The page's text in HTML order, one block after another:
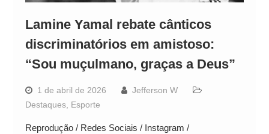
Lamine Yamal rebate cânticos
discriminatórios em amistoso:
“Sou muçulmano, graças a Deus”
1 de abril de 2026
Jefferson W
Destaques, Esporte
Reprodução / Redes Sociais / Instagram /